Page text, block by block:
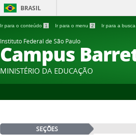
BRASIL
Ir para o conteúdo 1 Ir para o menu 2 Ir para a busca
Instituto Federal de São Paulo
Campus
MINISTÉRIO DA EDUCAÇÃO
SEÇÕES